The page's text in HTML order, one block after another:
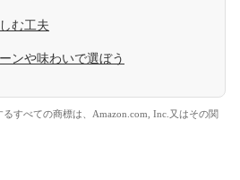
む工夫
ンや味わいで選ぼう
すべての商標は、Amazon.com, Inc.又はその関